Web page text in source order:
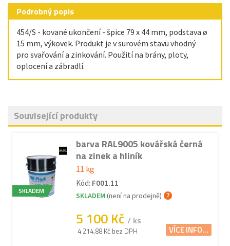
Podrobný popis
454/S - kované ukončení - špice 79 x 44 mm, podstava ø
15 mm, výkovek. Produkt je v surovém stavu vhodný
pro svařování a zinkování. Použití na brány, ploty,
oplocení a zábradlí.
Související produkty
SKLADEM
barva RAL9005 kovářská černá
na zinek a hliník
11 kg
Kód: F001.11
SKLADEM (není na prodejně)
5 100 Kč / ks
4 214.88 Kč bez DPH VÍCE INFO...